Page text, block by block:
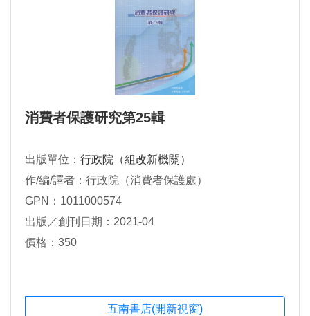
消費者保護研究第25輯
出版單位： 行政院（組改新機關）
作/編/譯者：行政院（消費者保護處）
GPN：1011000574
出版／創刊日期：2021-04
價格：350
五南書店(開新視窗)